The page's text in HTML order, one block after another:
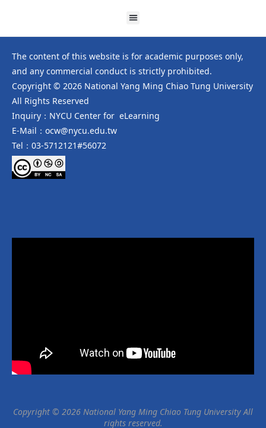
The content of this website is for academic purposes only,
and any commercial conduct is strictly prohibited.
Copyright © 2026 National Yang Ming Chiao Tung University
All Rights Reserved
Inquiry：NYCU Center for eLearning
E-Mail：ocw@nycu.edu.tw
Tel：03-5712121#56072
Copyright © 2026 National Yang Ming Chiao Tung University All
rights reserved.